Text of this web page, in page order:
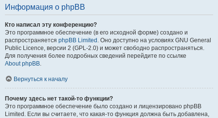
Информация о phpBB
Кто написал эту конференцию?
Это программное обеспечение (в его исходной форме) создано и
распространяется phpBB Limited . Оно доступно на условиях GNU General
Public Licence, версии 2 (GPL-2.0) и может свободно распространяться.
Для получения более подробных сведений перейдите по ссылке
About phpBB.
Вернуться к началу
Почему здесь нет такой-то функции?
Это программное обеспечение было создано и лицензировано phpBB
Limited. Если вы считаете, что какая-то функция должна быть добавлена,